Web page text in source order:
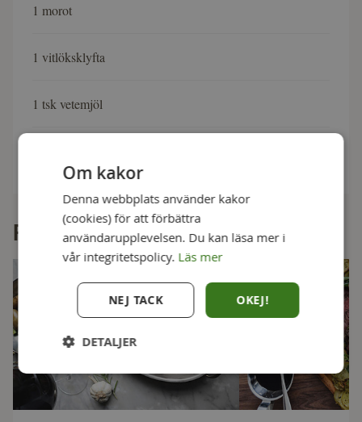
1 morot
1 vitlöksklyfta
1 tsk vetemjöl
Fler goda recept
Om kakor
Denna webbplats använder kakor
(cookies) för att förbättra
användarupplevelsen. Du kan läsa mer i
vår integritetspolicy. Läs mer
OKEJ!
NEJ TACK
DETALJER